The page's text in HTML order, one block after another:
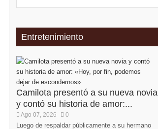
Entretenimiento
Camilota presentó a su nueva novia
y contó su historia de amor:...
Ago 07, 2026 0
Luego de respaldar públicamente a su hermano